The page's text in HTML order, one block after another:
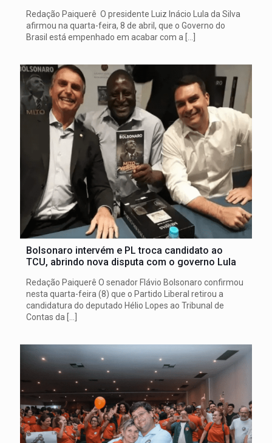
Redação Paiquerê O presidente Luiz Inácio Lula da Silva
afirmou na quarta-feira, 8 de abril, que o Governo do
Brasil está empenhado em acabar com a […]
Bolsonaro intervém e PL troca candidato ao
TCU, abrindo nova disputa com o governo Lula
Redação Paiquerê O senador Flávio Bolsonaro confirmou
nesta quarta-feira (8) que o Partido Liberal retirou a
candidatura do deputado Hélio Lopes ao Tribunal de
Contas da